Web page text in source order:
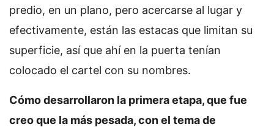
predio, en un plano, pero acercarse al lugar y
efectivamente, están las estacas que limitan su
superficie, así que ahí en la puerta tenían
colocado el cartel con su nombres.
Cómo desarrollaron la primera etapa, que fue
creo que la más pesada, con el tema de